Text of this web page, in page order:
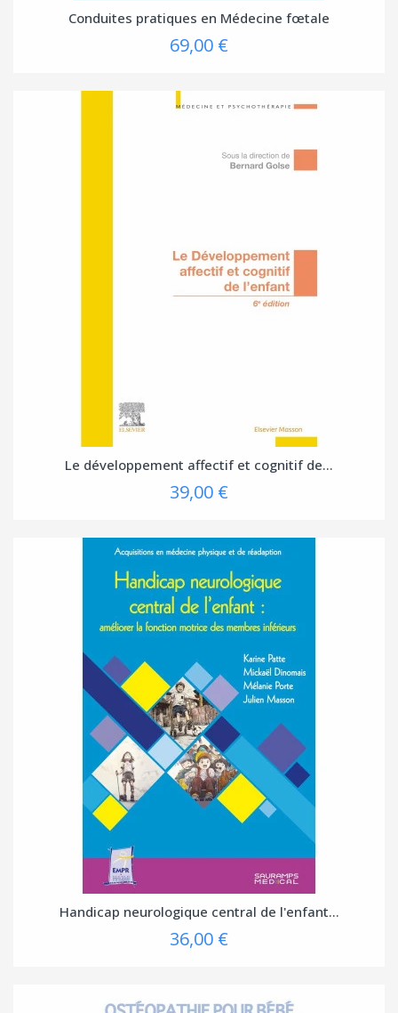
Conduites pratiques en Médecine fœtale
69,00 €
Le développement affectif et cognitif de...
39,00 €
Handicap neurologique central de l'enfant...
36,00 €